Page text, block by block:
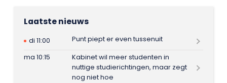
Laatste nieuws
di 11:00
Punt piept er even tussenuit
ma 10:15
Kabinet wil meer studenten in
nuttige studierichtingen, maar zegt
nog niet hoe